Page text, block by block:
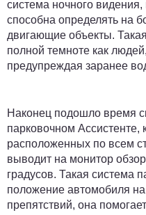
система ночного
способна определять на
двигающие объекты.
полной темноте как
предупреждая заранее
Наконец подошло время
парковочном
расположенных по всем
выводит на монитор
градусов. Такая система
положение автомобиля на
препятствий, она